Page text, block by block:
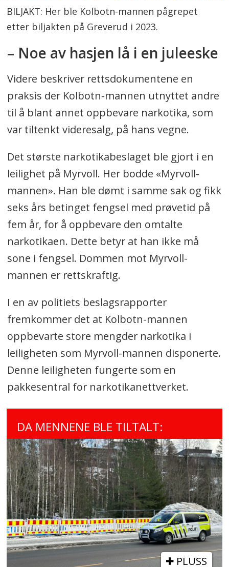
BILJAKT: Her ble Kolbotn-mannen pågrepet
etter biljakten på Greverud i 2023.
– Noe av hasjen lå i en juleeske
Videre beskriver rettsdokumentene en
praksis der Kolbotn-mannen utnyttet andre
til å blant annet oppbevare narkotika, som
var tiltenkt videresalg, på hans vegne.
Det største narkotikabeslaget ble gjort i en
leilighet på Myrvoll. Her bodde «Myrvoll-
mannen». Han ble dømt i samme sak og fikk
seks års betinget fengsel med prøvetid på
fem år, for å oppbevare den omtalte
narkotikaen. Dette betyr at han ikke må
sone i fengsel. Dommen mot Myrvoll-
mannen er rettskraftig.
I en av politiets beslagsrapporter
fremkommer det at Kolbotn-mannen
oppbevarte store mengder narkotika i
leiligheten som Myrvoll-mannen disponerte.
Denne leiligheten fungerte som en
pakkesentral for narkotikanettverket.
DA MENNENE BLE TILTALT:
PLUSS